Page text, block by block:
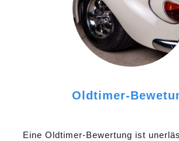
Oldtimer-
Eine Oldtimer-Bewertung ist